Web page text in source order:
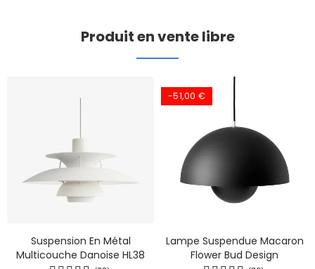
Produit en vente libre
Suspension En Métal
Multicouche Danoise HL38
-51,00 €
Lampe Suspendue Macaron
Flower Bud Design